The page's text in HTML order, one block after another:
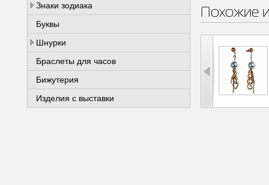
Знаки зодиака
Буквы
Шнурки
Браслеты для часов
Бижутерия
Изделия с выставки
Похожие